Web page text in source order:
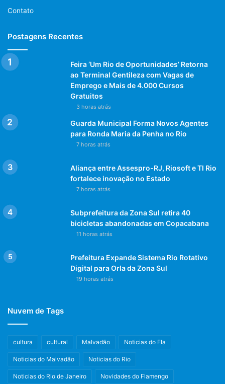
Conheça a Harald:
Líder no mercado de coberturas, a Harald é uma das
principais marcas de chocolates para transformação e
referência para o mercado especializado, food service e
cash & carry. No seu portfólio, a Harald conta com as
marcas Unique, Melken, TOP, Confeiteiro e Inovare.
Fundada em 1982, a empresa faz parte desde 2015 do
grupo Fuji Oil, gigante japonesa de atuação global.
977
FUDGE DE CHOCOLATE ZERO AÇÚCAR COM
CASTANHA DE CAJU
Contato
Postagens Recentes
Feira ‘Um Rio de Oportunidades’ Retorna
ao Terminal Gentileza com Vagas de
Emprego e Mais de 4.000 Cursos
Gratuitos
3 horas atrás
Guarda Municipal Forma Novos Agentes
para Ronda Maria da Penha no Rio
7 horas atrás
Aliança entre Assespro-RJ, Riosoft e TI Rio
fortalece inovação no Estado
7 horas atrás
Subprefeitura da Zona Sul retira 40
bicicletas abandonadas em Copacabana
11 horas atrás
Prefeitura Expande Sistema Rio Rotativo
Digital para Orla da Zona Sul
19 horas atrás
Nuvem de Tags
cultura cultural Malvadão Noticias do Fla
Noticias do Malvadão Noticias do Rio
Noticias do Rio de Janeiro Novidades do Flamengo